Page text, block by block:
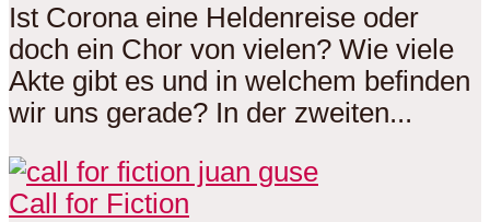
Ist Corona eine Heldenreise oder
doch ein Chor von vielen? Wie viele
Akte gibt es und in welchem befinden
wir uns gerade? In der zweiten...
Call for Fiction